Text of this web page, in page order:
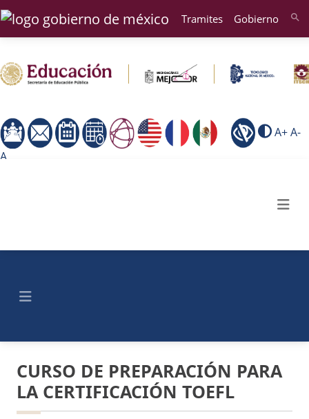
Tramites Gobierno search
A+ A-
A
CURSO DE PREPARACIÓN PARA
LA CERTIFICACIÓN TOEFL